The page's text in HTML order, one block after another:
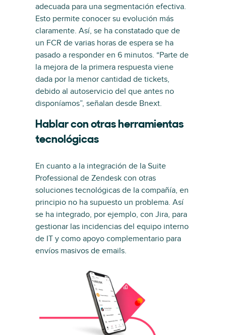
adecuada para una segmentación efectiva.
Esto permite conocer su evolución más
claramente. Así, se ha constatado que de
un FCR de varias horas de espera se ha
pasado a responder en 6 minutos. “Parte de
la mejora de la primera respuesta viene
dada por la menor cantidad de tickets,
debido al autoservicio del que antes no
disponíamos”, señalan desde Bnext.
Hablar con otras herramientas
tecnológicas
En cuanto a la integración de la Suite
Professional de Zendesk con otras
soluciones tecnológicas de la compañía, en
principio no ha supuesto un problema. Así
se ha integrado, por ejemplo, con Jira, para
gestionar las incidencias del equipo interno
de IT y como apoyo complementario para
envíos masivos de emails.